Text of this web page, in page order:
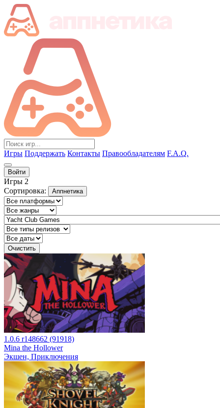
Игры Поддержать Контакты Правообладателям F.A.Q.
Войти
Игры 2
Сортировка:
Аппнетика
Очистить
1.0.6 r148662 (91918)
Mina the Hollower
Экшен, Приключения